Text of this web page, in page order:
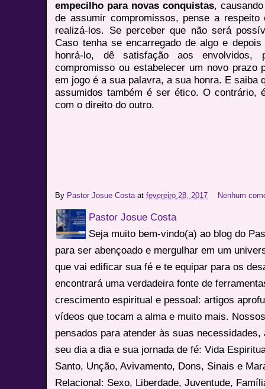
empecilho para novas conquistas,
de assumir compromissos, pense a
realizá-los. Se perceber que não será
Caso tenha se encarregado de algo e
honrá-lo, dê satisfação aos envolvidos,
compromisso ou estabelecer um novo prazo
em jogo é a sua palavra, a sua honra. E saiba
assumidos também é ser ético. O contrário,
com o direito do outro.
By Pastor Josue Costa atfevereiro 28, 2017 Nenhum
Pastor Josue Costa
Seja muito bem-vindo(a) ao blog do
para ser abençoado e mergulhar em um
que vai edificar sua fé e te equipar para os
encontrará uma verdadeira fonte de
crescimento espiritual e pessoal: artigos
vídeos que tocam a alma e muito mais.
pensados para atender às suas
seu dia a dia e sua jornada de fé: Vida
Santo, Unção, Avivamento, Dons, Sinais e
Relacional: Sexo, Liberdade, Juventude,